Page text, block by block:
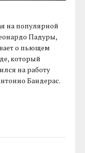
на популярной
Падуры,
о пьющем
который
на работу
Бандерас.